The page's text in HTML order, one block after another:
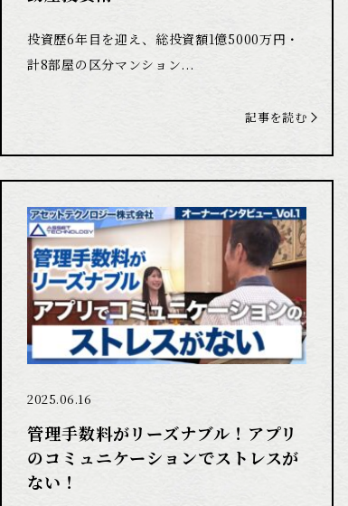
投資歴6年目を迎え、総投資額1億5000万円・
計8部屋の区分マンション...
記事を読む
2025.06.16
管理手数料がリーズナブル！アプリ
のコミュニケーションでストレスが
ない！